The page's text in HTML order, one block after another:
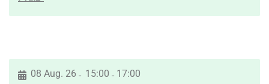
08 Aug. 26 - 15:00 - 17:00